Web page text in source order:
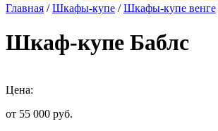
Главная /Шкафы-купе /Шкафы-купе венге
Шкаф-купе Баблс
Цена:
от 55 000 руб.